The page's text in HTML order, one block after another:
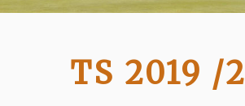
TS 2019 /2